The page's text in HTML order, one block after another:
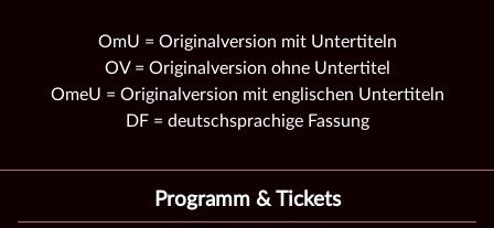
OmU = Originalversion mit Untertiteln
OV = Originalversion ohne Untertitel
OmeU = Originalversion mit englischen Untertiteln
DF = deutschsprachige Fassung
Programm & Tickets